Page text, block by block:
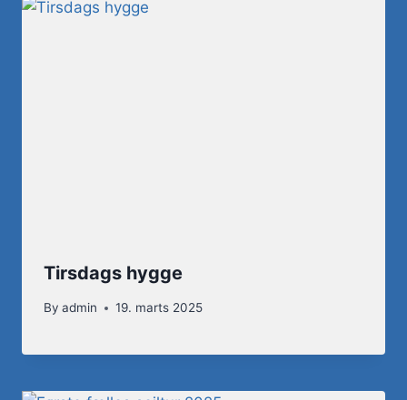
Tirsdags hygge
By admin 19. marts 2025